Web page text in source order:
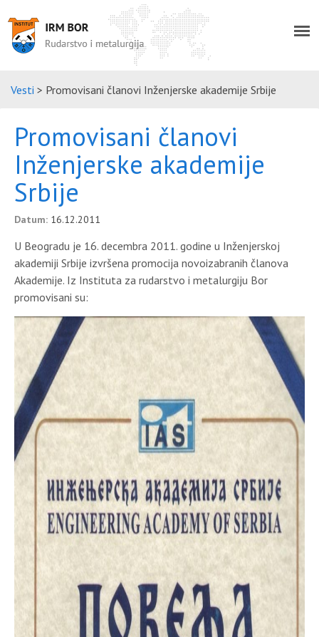
Vesti > Promovisani članovi Inženjerske akademije Srbije
Promovisani članovi
Inženjerske akademije
Srbije
Datum: 16.12.2011
U Beogradu je 16. decembra 2011. godine u Inženjerskoj
akademiji Srbije izvršena promocija novoizabranih članova
Akademije. Iz Instituta za rudarstvo i metalurgiju Bor
promovisani su: